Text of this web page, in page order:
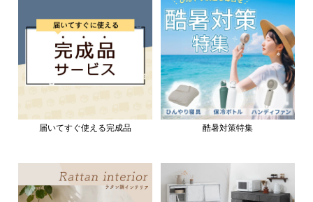
届いてすぐ使える完成品 酷暑対策特集